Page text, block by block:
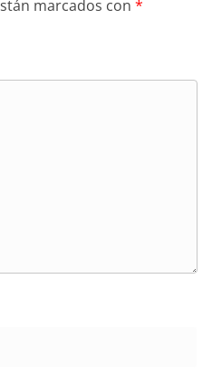
marcados con *